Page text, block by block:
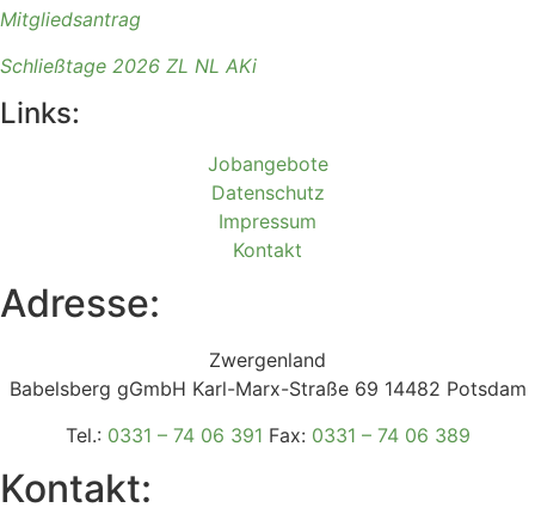
Mitgliedsantrag
Schließtage 2026 ZL NL AKi
Links:
Jobangebote
Datenschutz
Impressum
Kontakt
Adresse:
Zwergenland
Babelsberg gGmbH Karl-Marx-Straße 69 14482 Potsdam
Tel.: 0331 – 74 06 391 Fax: 0331 – 74 06 389
Kontakt: